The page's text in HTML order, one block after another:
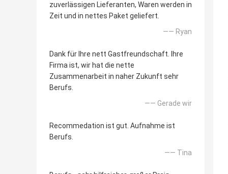
zuverlässigen Lieferanten, Waren werden in
Zeit und in nettes Paket geliefert.
—— Ryan
Dank für Ihre nett Gastfreundschaft. Ihre
Firma ist, wir hat die nette
Zusammenarbeit in naher Zukunft sehr
Berufs.
—— Gerade wir
Recommedation ist gut. Aufnahme ist
Berufs.
—— Tina